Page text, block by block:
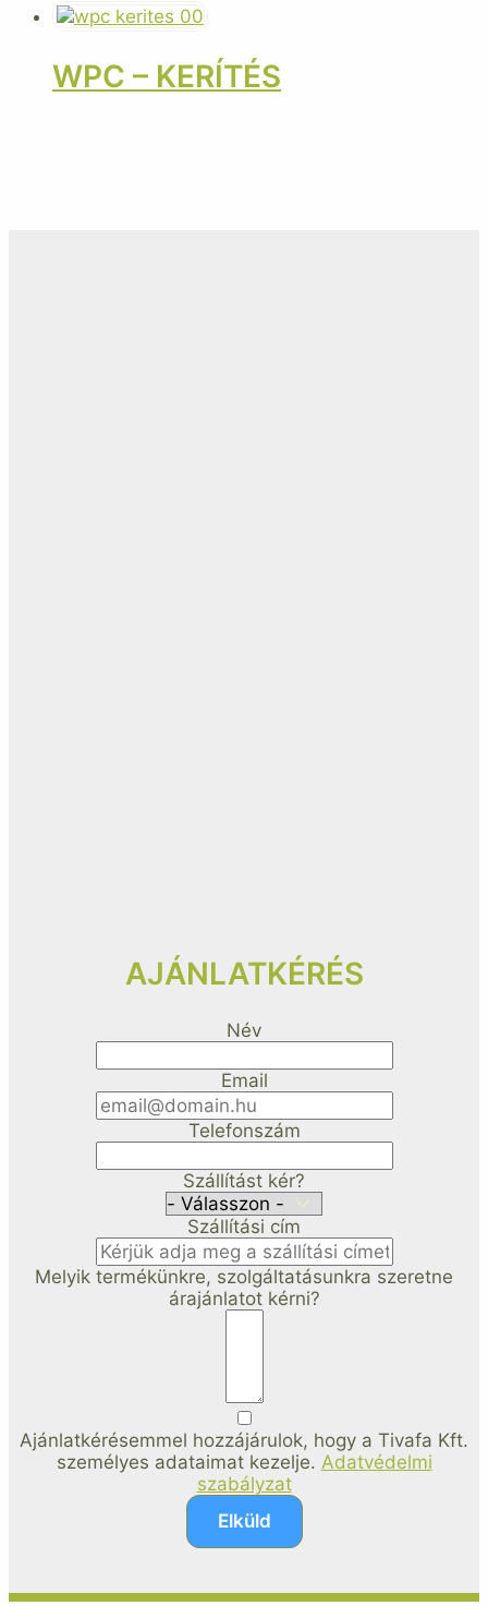
WPC – KERÍTÉS
AJÁNLATKÉRÉS
Név
Email
Telefonszám
Szállítást kér?
Szállítási cím
Melyik termékünkre, szolgáltatásunkra szeretne
árajánlatot kérni?
Ajánlatkérésemmel hozzájárulok, hogy a Tivafa Kft.
személyes adataimat kezelje. Adatvédelmi
szabályzat
Elküld